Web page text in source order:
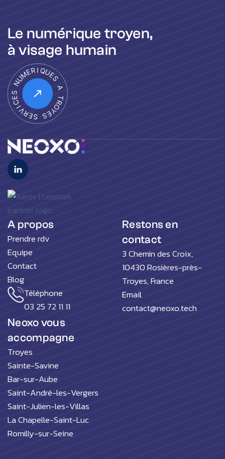
Le numérique troyen,
à visage humain
A propos
Prendre rdv
Equipe
Contact
Blog
Téléphone
03 25 72 11 11
Restons en
contact
3 Chemin des Croix,
10430 Rosières-près-
Troyes, France
Email
contact@neoxo.tech
Neoxo vous
accompagne
Troyes
Sainte-Savine
Bar-sur-Aube
Saint-André-les-Vergers
Saint-Julien-les-Villas
La Chapelle-Saint-Luc
Romilly-sur-Seine